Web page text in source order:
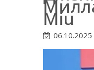
Miu
06.10.2025